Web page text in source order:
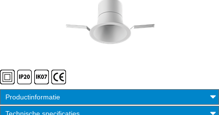
Productinformatie